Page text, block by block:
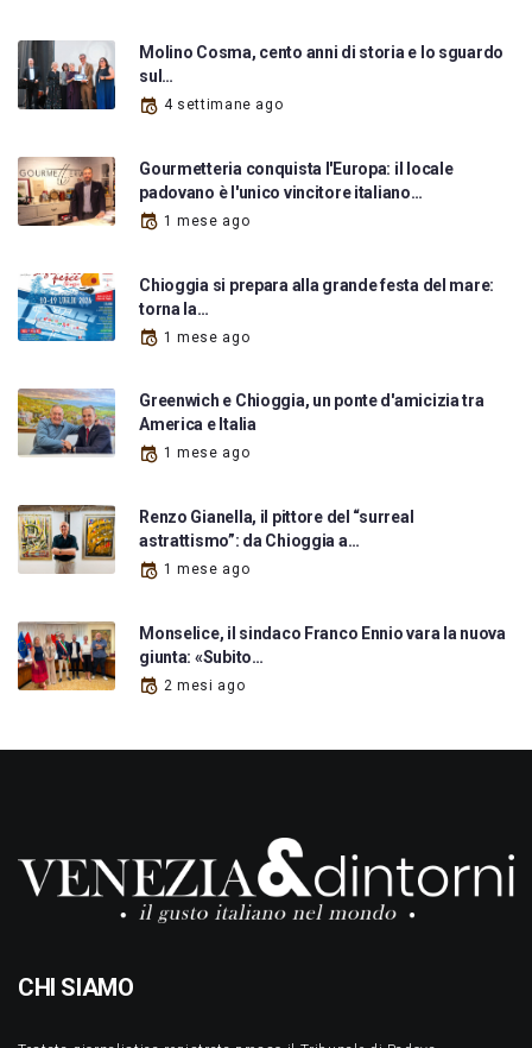
Molino Cosma, cento anni di storia e lo sguardo
sul…
4 settimane ago
Gourmetteria conquista l'Europa: il locale
padovano è l'unico vincitore italiano…
1 mese ago
Chioggia si prepara alla grande festa del mare:
torna la…
1 mese ago
Greenwich e Chioggia, un ponte d'amicizia tra
America e Italia
1 mese ago
Renzo Gianella, il pittore del “surreal
astrattismo”: da Chioggia a…
1 mese ago
Monselice, il sindaco Franco Ennio vara la nuova
giunta: «Subito…
2 mesi ago
CHI SIAMO